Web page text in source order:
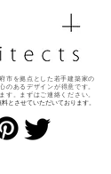
市を拠点とした若手建築家の
のある デザインが得意です。
す。 まずはご連絡ください。
とさせていただいております。